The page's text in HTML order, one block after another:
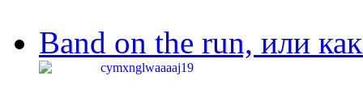
Band on the run, или